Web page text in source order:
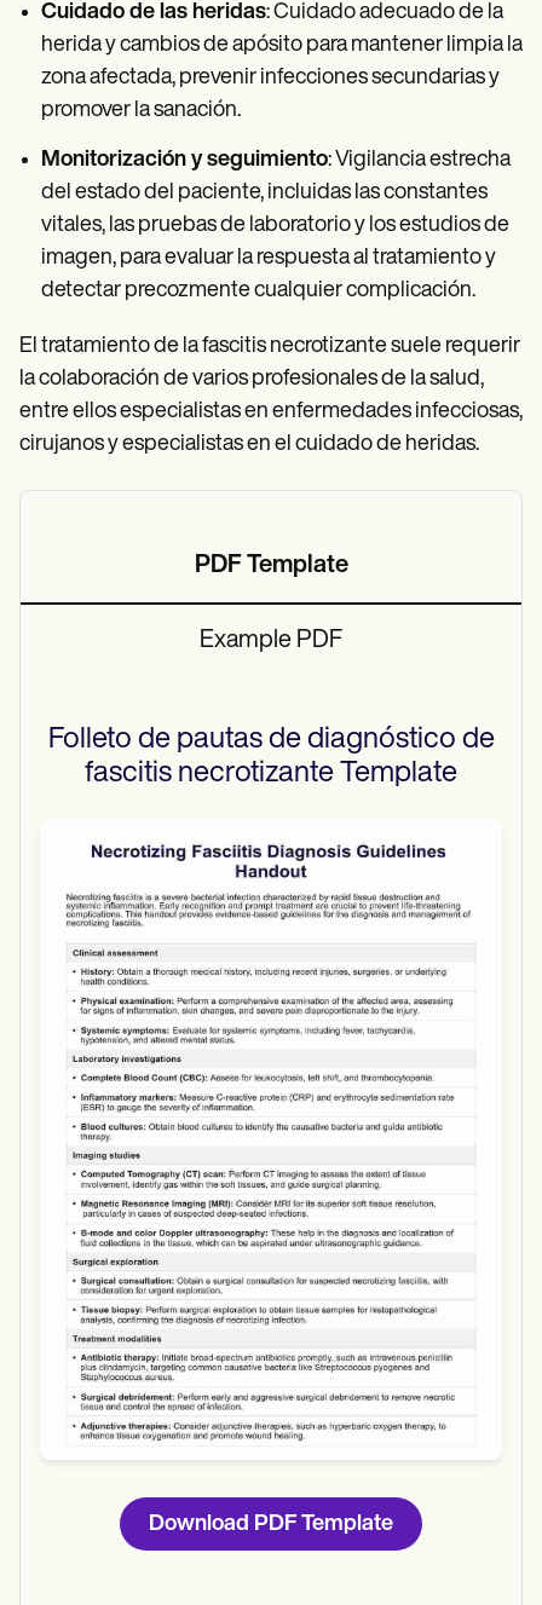
Cuidado de las heridas: Cuidado adecuado de la
herida y cambios de apósito para mantener limpia la
zona afectada, prevenir infecciones secundarias y
promover la sanación.
Monitorización y seguimiento: Vigilancia estrecha
del estado del paciente, incluidas las constantes
vitales, las pruebas de laboratorio y los estudios de
imagen, para evaluar la respuesta al tratamiento y
detectar precozmente cualquier complicación.
El tratamiento de la fascitis necrotizante suele requerir
la colaboración de varios profesionales de la salud,
entre ellos especialistas en enfermedades infecciosas,
cirujanos y especialistas en el cuidado de heridas.
PDF Template
Example PDF
Folleto de pautas de diagnóstico de
fascitis necrotizante Template
Use Template
Download
Download PDF Template